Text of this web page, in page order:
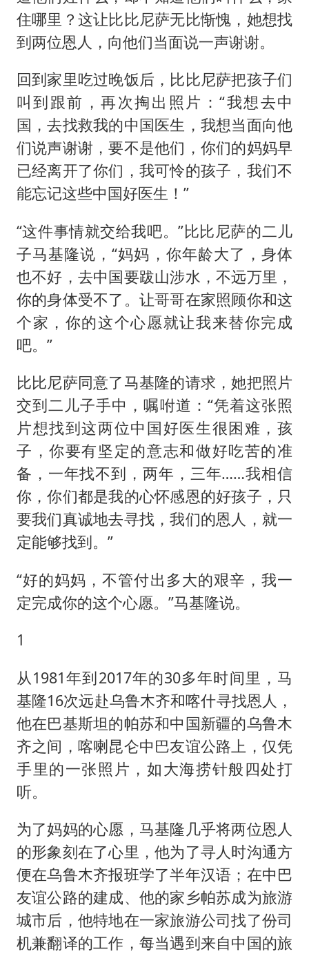
住哪里？这让比比尼萨无比惭愧，她想找
到两位恩人，向他们当面说一声谢谢。
回到家里吃过晚饭后，比比尼萨把孩子们
叫到跟前，再次掏出照片：“我想去中
国，去找救我的中国医生，我想当面向他
们说声谢谢，要不是他们，你们的妈妈早
已经离开了你们，我可怜的孩子，我们不
能忘记这些中国好医生！”
“这件事情就交给我吧。”比比尼萨的二儿
子马基隆说，“妈妈，你年龄大了，身体
也不好，去中国要跋山涉水，不远万里，
你的身体受不了。让哥哥在家照顾你和这
个家，你的这个心愿就让我来替你完成
吧。”
比比尼萨同意了马基隆的请求，她把照片
交到二儿子手中，嘱咐道：“凭着这张照
片想找到这两位中国好医生很困难，孩
子，你要有坚定的意志和做好吃苦的准
备，一年找不到，两年，三年……我相信
你，你们都是我的心怀感恩的好孩子，只
要我们真诚地去寻找，我们的恩人，就一
定能够找到。”
“好的妈妈，不管付出多大的艰辛，我一
定完成你的这个心愿。”马基隆说。
1
从1981年到2017年的30多年时间里，马
基隆16次远赴乌鲁木齐和喀什寻找恩人，
他在巴基斯坦的帕苏和中国新疆的乌鲁木
齐之间，喀喇昆仑中巴友谊公路上，仅凭
手里的一张照片，如大海捞针般四处打
听。
为了妈妈的心愿，马基隆几乎将两位恩人
的形象刻在了心里，他为了寻人时沟通方
便在乌鲁木齐报班学了半年汉语；在中巴
友谊公路的建成、他的家乡帕苏成为旅游
城市后，他特地在一家旅游公司找了份司
机兼翻译的工作，每当遇到来自中国的旅